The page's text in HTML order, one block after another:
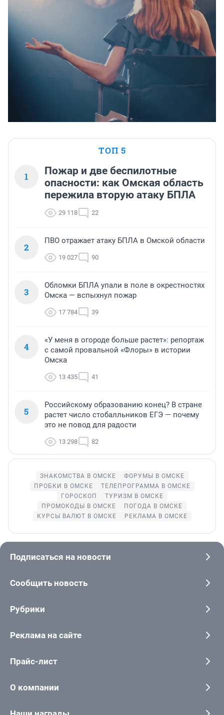
ТОП 5
1
Пожар и две беспилотные
опасности: как Омская область
пережила вторую атаку БПЛА
29 118 22
2
ПВО отражает атаку БПЛА в Омской области
19 027 90
3
Обломки БПЛА упали в поле в окрестностях
Омска — вспыхнул пожар
17 784 39
4
«У меня в огороде больше растет»: репортаж
с самой провальной «Флоры» в истории
Омска
13 435 41
5
Российскому образованию конец? В стране
растет число стобалльников ЕГЭ — почему
это не повод для радости
13 298 82
ЗНАКОМСТВА В ОМСКЕ
ФОРУМЫ В ОМСКЕ
ПРОБКИ В ОМСКЕ
ТЕЛЕПРОГРАММА В ОМСКЕ
ГОРОСКОП
ТУРИЗМ В ОМСКЕ
ПРОМОКОДЫ В ОМСКЕ
ПОГОДА В ОМСКЕ
КУРСЫ ВАЛЮТ В ОМСКЕ
РЕКЛАМА В ОМСКЕ
Подписаться на новости
Сообщить новость
Рубрики
Реклама на сайте
Прайс-лист
О компании